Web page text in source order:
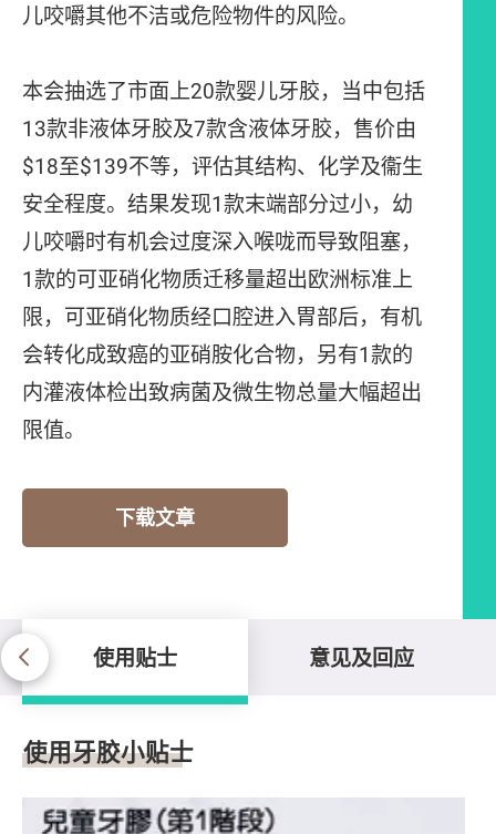
儿咬嚼其他不洁或危险物件的风险。
本会抽选了市面上20款婴儿牙胶，当中包括
13款非液体牙胶及7款含液体牙胶，售价由
$18至$139不等，评估其结构、化学及衞生
安全程度。结果发现1款末端部分过小，幼
儿咬嚼时有机会过度深入喉咙而导致阻塞，
1款的可亚硝化物质迁移量超出欧洲标准上
限，可亚硝化物质经口腔进入胃部后，有机
会转化成致癌的亚硝胺化合物，另有1款的
内灌液体检出致病菌及微生物总量大幅超出
限值。
下载文章
使用贴士 意见及回应
使用贴士
使用牙胶小贴士